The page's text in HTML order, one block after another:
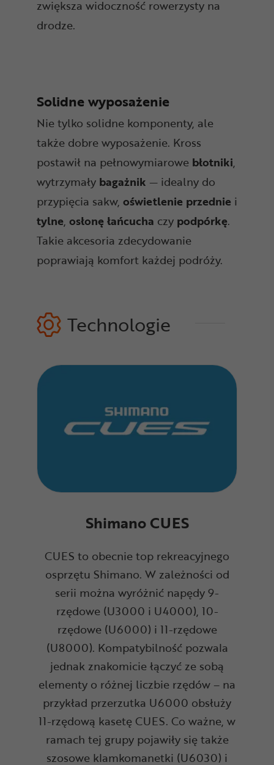
zwiększa widoczność rowerzysty na
drodze.
Solidne wyposażenie
Nie tylko solidne komponenty, ale
także dobre wyposażenie. Kross
postawił na pełnowymiarowe błotniki,
wytrzymały bagażnik — idealny do
przypięcia sakw, oświetlenie przednie i
tylne, osłonęłańcucha czy podpórkę.
Takie akcesoria zdecydowanie
poprawiają komfort każdej podróży.
Technologie
Shimano CUES
CUES to obecnie top rekreacyjnego
osprzętu Shimano. W zależności od
serii można wyróżnić napędy 9-
rzędowe (U3000 i U4000), 10-
rzędowe (U6000) i 11-rzędowe
(U8000). Kompatybilność pozwala
jednak znakomicie łączyć ze sobą
elementy o różnej liczbie rzędów – na
przykład przerzutka U6000 obsłuży
11-rzędową kasetę CUES. Co ważne, w
ramach tej grupy pojawiły się także
szosowe klamkomanetki (U6030) i